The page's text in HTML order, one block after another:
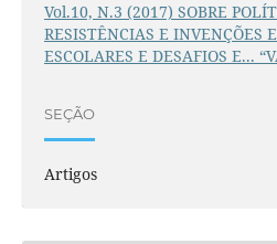
Vol.10, N.3 (2017) SOBRE
RESISTÊNCIAS E INVENÇÕES
ESCOLARES E DESAFIOS E...
SEÇÃO
Artigos